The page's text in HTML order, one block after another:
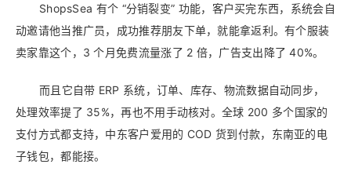
ShopsSea 有个 “分销裂变” 功能，客户买完东西，系统会自
动邀请他当推广员，成功推荐朋友下单，就能拿返利。有个服装
卖家靠这个，3 个月免费流量涨了 2 倍，广告支出降了 40%。
而且它自带 ERP 系统，订单、库存、物流数据自动同步，
处理效率提了 35%，再也不用手动核对。全球 200 多个国家的
支付方式都支持，中东客户爱用的 COD 货到付款，东南亚的电
子钱包，都能接。